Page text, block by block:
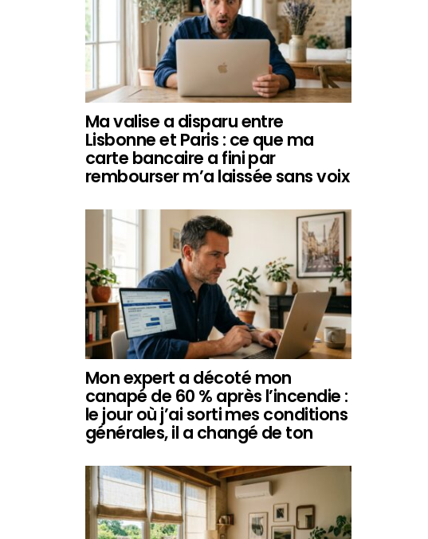
Ma valise a disparu entre
Lisbonne et Paris : ce que ma
carte bancaire a fini par
rembourser m’a laissée sans voix
Mon expert a décoté mon
canapé de 60 % après l’incendie :
le jour où j’ai sorti mes conditions
générales, il a changé de ton